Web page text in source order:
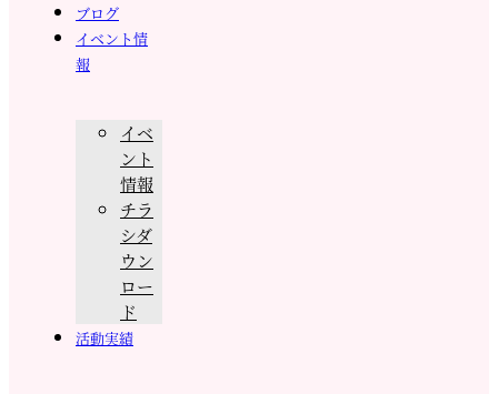
ブログ
イベント情
報
イベ
ント
情報
チラ
シダ
ウン
ロー
ド
活動実績